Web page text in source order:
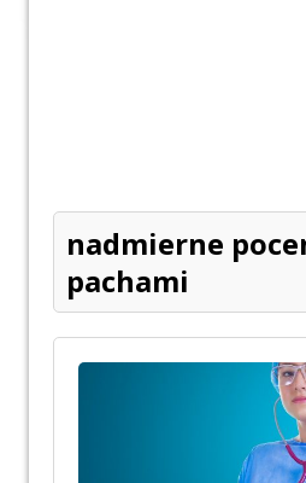
nadmierne
pachami